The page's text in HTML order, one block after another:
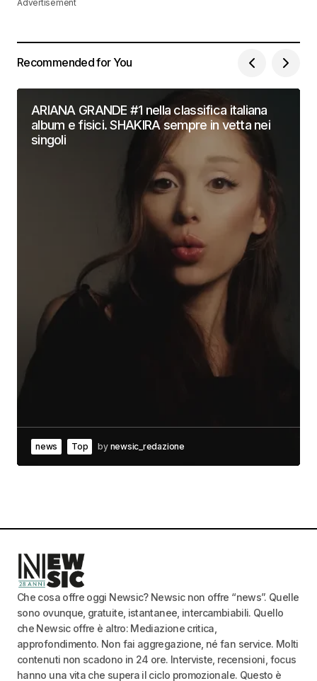
Advertisement
Recommended for You
ARIANA GRANDE #1 nella classifica italiana
album e fisici. SHAKIRA sempre in vetta nei
singoli
news Top by newsic_redazione
Che cosa offre oggi Newsic? Newsic non offre “news”. Quelle
sono ovunque, gratuite, istantanee, intercambiabili. Quello
che Newsic offre è altro: Mediazione critica,
approfondimento. Non fai aggregazione, né fan service. Molti
contenuti non scadono in 24 ore. Interviste, recensioni, focus
hanno una vita che supera il ciclo promozionale. Questo è